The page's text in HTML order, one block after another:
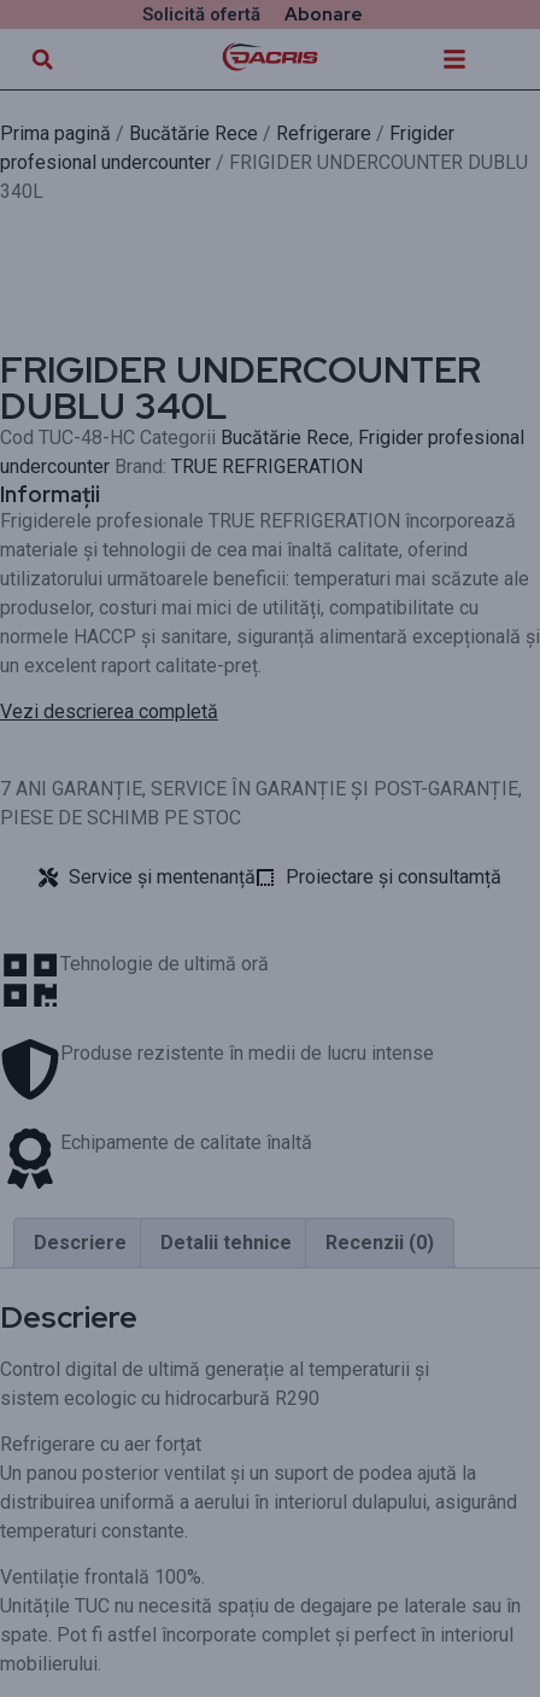
Solicită ofertă Abonare
Prima pagină / Bucătărie Rece / Refrigerare / Frigider
profesional undercounter / FRIGIDER UNDERCOUNTER DUBLU
340L
FRIGIDER UNDERCOUNTER
DUBLU 340L
Cod TUC-48-HC Categorii Bucătărie Rece, Frigider profesional
undercounter Brand: TRUE REFRIGERATION
Informații
Frigiderele profesionale TRUE REFRIGERATION încorporează
materiale și tehnologii de cea mai înaltă calitate, oferind
utilizatorului următoarele beneficii: temperaturi mai scăzute ale
produselor, costuri mai mici de utilități, compatibilitate cu
normele HACCP și sanitare, siguranță alimentară excepțională și
un excelent raport calitate-preț.
Vezi descrierea completă
7 ANI GARANȚIE, SERVICE ÎN GARANȚIE ȘI POST-GARANȚIE,
PIESE DE SCHIMB PE STOC
Service și mentenanță Proiectare și consultamță
Tehnologie de ultimă oră
Produse rezistente în medii de lucru intense
Echipamente de calitate înaltă
Descriere Detalii tehnice Recenzii (0)
Descriere
Control digital de ultimă generație al temperaturii și
sistem ecologic cu hidrocarbură R290
Refrigerare cu aer forțat
Un panou posterior ventilat și un suport de podea ajută la
distribuirea uniformă a aerului în interiorul dulapului, asigurând
temperaturi constante.
Ventilație frontală 100%.
Unitățile TUC nu necesită spațiu de degajare pe laterale sau în
spate. Pot fi astfel încorporate complet și perfect în interiorul
mobilierului.